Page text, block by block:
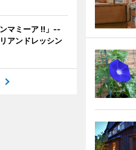
マミーア !!」--
アンドレッシン